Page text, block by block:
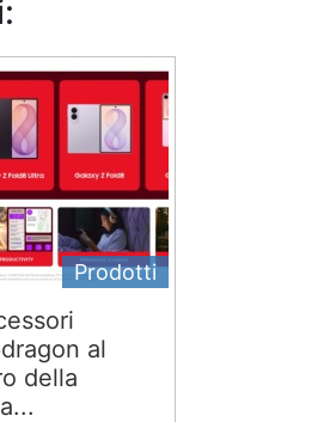
Prodotti
al
della